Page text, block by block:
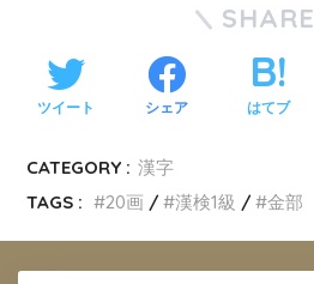
SHARE
ツイート シェア はてブ
CATEGORY : 漢字
TAGS :
20画 漢検1級 金部